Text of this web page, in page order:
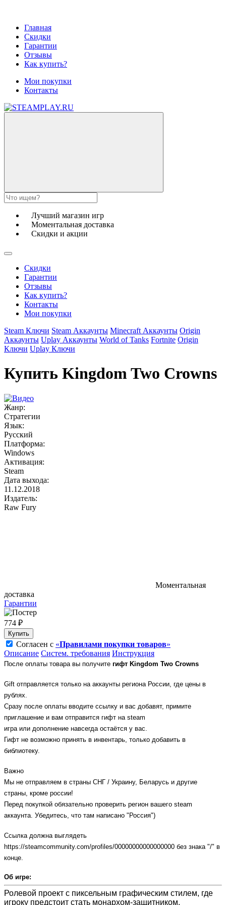
Главная
Скидки
Гарантии
Отзывы
Как купить?
Мои покупки
Контакты
Лучший магазин игр
Моментальная доставка
Скидки и акции
Скидки
Гарантии
Отзывы
Как купить?
Контакты
Мои покупки
Steam Ключи Steam Аккаунты Minecraft Аккаунты Origin
Аккаунты Uplay Аккаунты World of Tanks Fortnite Origin
Ключи Uplay Ключи
Купить Kingdom Two Crowns
Жанр:
Стратегии
Язык:
Русский
Платформа:
Windows
Активация:
Steam
Дата выхода:
11.12.2018
Издатель:
Raw Fury
Моментальная
доставка
Гарантии
774 ₽
Купить
Согласен с «Правилами покупки товаров»
Описание Систем. требования Инструкция
После оплаты товара вы получите гифт Kingdom Two Crowns
Gift отправляется только на аккаунты региона России, где цены в
рублях.
Сразу после оплаты вводите ссылку и вас добавят, примите
приглашение и вам отправится гифт на steam
игра или дополнение навсегда остаётся у вас.
Гифт не возможно принять в инвентарь, только добавить в
библиотеку.
Важно
Мы не отправляем в страны СНГ / Украину, Беларусь и другие
страны, кроме россии!
Перед покупкой обязательно проверить регион вашего steam
аккаунта. Убедитесь, что там написано "Россия")
Cсылка должна выглядеть
https://steamcommunity.com/profiles/00000000000000000 без знака "/" в
конце.
Об игре:
Ролевой проект с пиксельным графическим стилем, где
игроку предстоит стать монархом-защитником.